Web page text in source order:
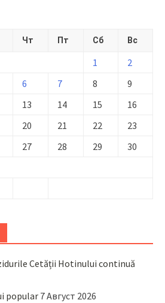
Чт Пт Сб Вс
1
2
6 7 8
9
13 14 15
16
20 21 22
23
27 28 29
30
Cetății Hotinului continuă
popular 7 Август 2026